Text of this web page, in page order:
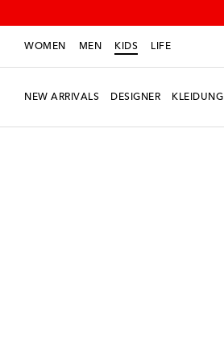
WOMEN MEN KIDS LIFE
NEW ARRIVALS DESIGNER KLEIDUNG